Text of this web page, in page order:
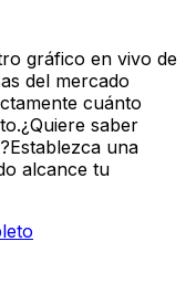
gráfico en vivo de
del mercado
cuánto
saber
una
alcance tu